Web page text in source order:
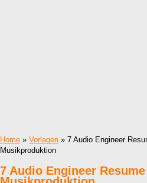
Home » Vorlagen » 7 Audio Engineer
Musikproduktion
7 Audio Engineer